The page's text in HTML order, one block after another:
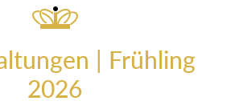
| Frühling
2026